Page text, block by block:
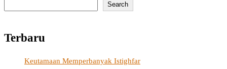
Search
Terbaru
Keutamaan Memperbanyak Istighfar